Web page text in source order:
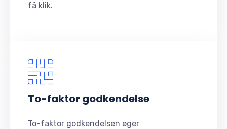
få klik.
To-faktor godkendelse
To-faktor godkendelsen øger